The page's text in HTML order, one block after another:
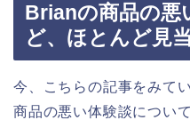
Brianの商品の悪
ど、ほとんど見
今、こちらの記事をみて
商品の悪い体験談につい